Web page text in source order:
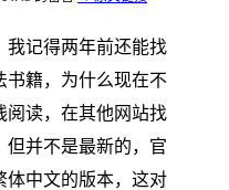
我记得两年前还能找
书籍，为什么现在不
阅读，在其他网站找
但并不是最新的，官
体中文的版本，这对